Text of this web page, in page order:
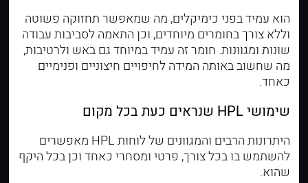
הוא עמיד בפני כימיקלים, מה שמאפשר תחזוקה פשוטה
וללא צורך בחומרים מיוחדים, וכן התאמה לסביבות עבודה
שונות ומגוונות. חומר זה עמיד במיוחד גם באש ולרטיבות,
מה שחשוב באותה המידה לחיפויים חיצוניים ופנימיים
כאחד.
שימושי HPL שנראים כעת בכל מקום
היתרונות הרבים והמגוונים של לוחות HPL מאפשרים
להשתמש בו בכל צורך, פרטי ומסחרי כאחד וכן בכל היקף
שהוא.